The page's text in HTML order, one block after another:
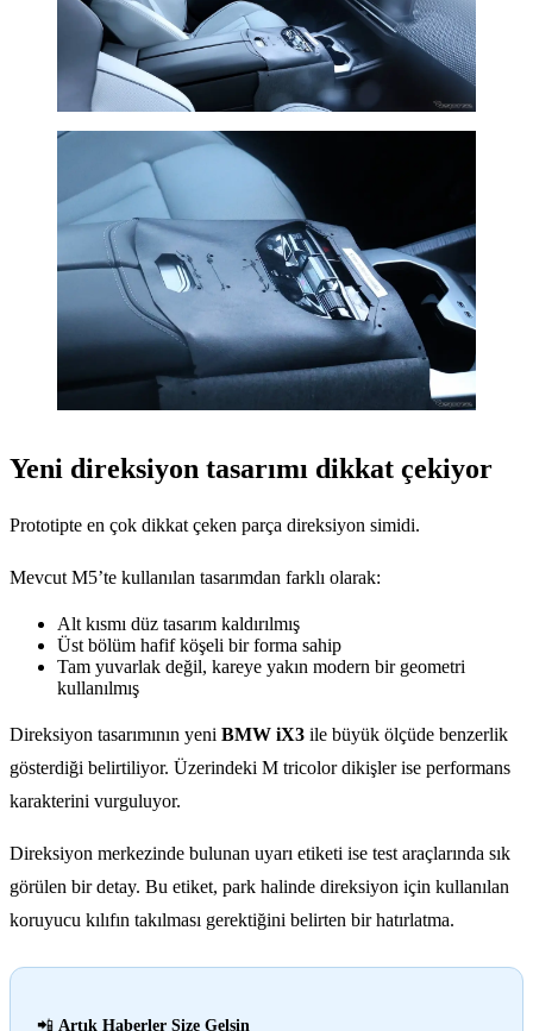
Yeni direksiyon tasarımı dikkat çekiyor
Prototipte en çok dikkat çeken parça direksiyon simidi.
Mevcut M5’te kullanılan tasarımdan farklı olarak:
Alt kısmı düz tasarım kaldırılmış
Üst bölüm hafif köşeli bir forma sahip
Tam yuvarlak değil, kareye yakın modern bir geometri
kullanılmış
Direksiyon tasarımının yeni BMW iX3 ile büyük ölçüde benzerlik
gösterdiği belirtiliyor. Üzerindeki M tricolor dikişler ise performans
karakterini vurguluyor.
Direksiyon merkezinde bulunan uyarı etiketi ise test araçlarında sık
görülen bir detay. Bu etiket, park halinde direksiyon için kullanılan
koruyucu kılıfın takılması gerektiğini belirten bir hatırlatma.
📲 Artık Haberler Size Gelsin